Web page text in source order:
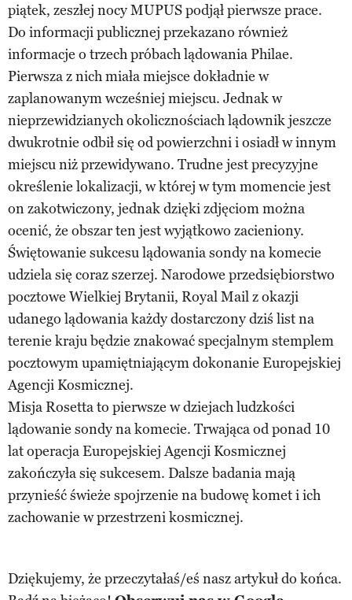
piątek, zeszłej nocy MUPUS podjął pierwsze prace.
Do informacji publicznej przekazano również
informacje o trzech próbach lądowania Philae.
Pierwsza z nich miała miejsce dokładnie w
zaplanowanym wcześniej miejscu. Jednak w
nieprzewidzianych okolicznościach lądownik jeszcze
dwukrotnie odbił się od powierzchni i osiadł w innym
miejscu niż przewidywano. Trudne jest precyzyjne
określenie lokalizacji, w której w tym momencie jest
on zakotwiczony, jednak dzięki zdjęciom można
ocenić, że obszar ten jest wyjątkowo zacieniony.
Świętowanie sukcesu lądowania sondy na komecie
udziela się coraz szerzej. Narodowe przedsiębiorstwo
pocztowe Wielkiej Brytanii, Royal Mail z okazji
udanego lądowania każdy dostarczony dziś list na
terenie kraju będzie znakować specjalnym stemplem
pocztowym upamiętniającym dokonanie Europejskiej
Agencji Kosmicznej.
Misja Rosetta to pierwsze w dziejach ludzkości
lądowanie sondy na komecie. Trwająca od ponad 10
lat operacja Europejskiej Agencji Kosmicznej
zakończyła się sukcesem. Dalsze badania mają
przynieść świeże spojrzenie na budowę komet i ich
zachowanie w przestrzeni kosmicznej.
Dziękujemy, że przeczytałaś/eś nasz artykuł do końca.